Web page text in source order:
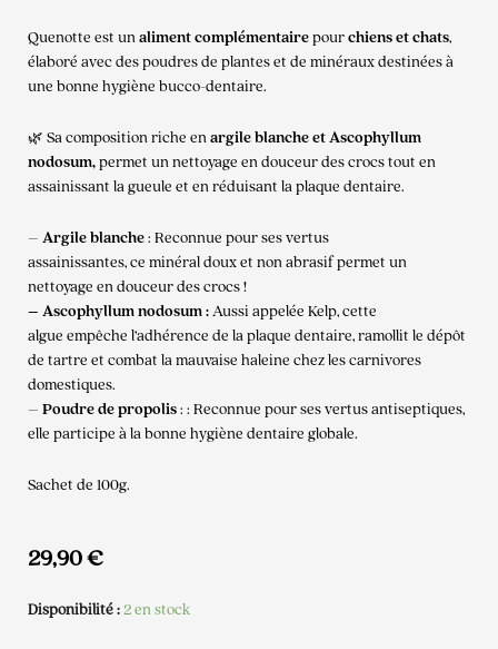
Quenotte est unaliment complémentairepourchiens et chats,
élaboré avec des poudres de plantes et de minéraux destinées à
une bonne hygiène bucco-dentaire.
🌿 Sa composition riche enargile blanche et Ascophyllum
nodosum,permet un nettoyage en douceur des crocs tout en
assainissant la gueule et en réduisant la plaque dentaire.
– Argile blanche: Reconnue pour ses vertus
assainissantes, ce minéral doux et non abrasif permet un
nettoyage en douceur des crocs !
– Ascophyllum nodosum :Aussi appelée Kelp, cette
algue empêche l’adhérence de la plaque dentaire, ramollit le dépôt
de tartre et combat la mauvaise haleine chez les carnivores
domestiques.
– Poudre de propolis: : Reconnue pour ses vertus antiseptiques,
elle participe à la bonne hygiène dentaire globale.
Sachet de 100g.
29,90€
Disponibilité :2 en stock